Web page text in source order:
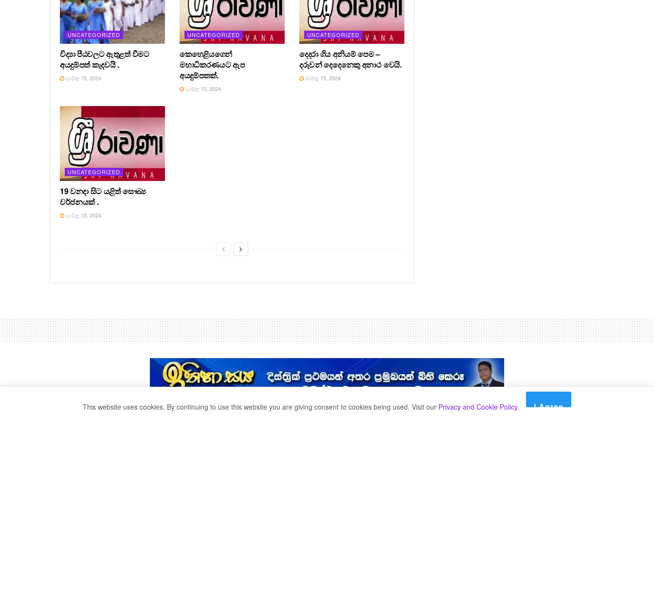
UNCATEGORIZED
විද්‍යා පීඨවලට ඇතුළත් වීමට
අයදුම්පත් කැදවයි .
මාර්තු 15, 2024
UNCATEGORIZED
කෙහෙළියගෙන්
මහාධිකරණයට ඇප
අයදුම්පතක්.
මාර්තු 15, 2024
UNCATEGORIZED
දෙදරා ගිය අනියම් පෙම –
දරුවන් දෙදෙනෙකු අනාථ වෙයි.
මාර්තු 15, 2024
UNCATEGORIZED
19 වනදා සිට යළිත් සෞඛ්‍ය
වර්ජනයක් .
මාර්තු 15, 2024
This website uses cookies. By continuing to use this website you are giving consent to cookies being used. Visit our Privacy and Cookie Policy. I Agree